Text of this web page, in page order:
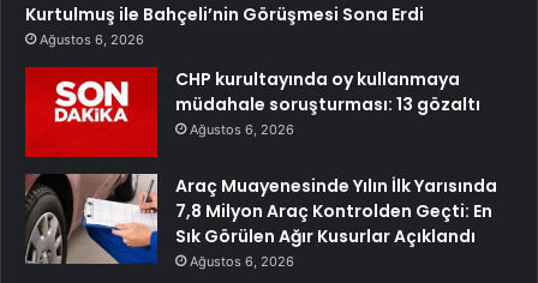
Kurtulmuş ile Bahçeli’nin Görüşmesi Sona Erdi
Ağustos 6, 2026
CHP kurultayında oy kullanmaya
müdahale soruşturması: 13 gözaltı
Ağustos 6, 2026
Araç Muayenesinde Yılın İlk Yarısında
7,8 Milyon Araç Kontrolden Geçti: En
Sık Görülen Ağır Kusurlar Açıklandı
Ağustos 6, 2026